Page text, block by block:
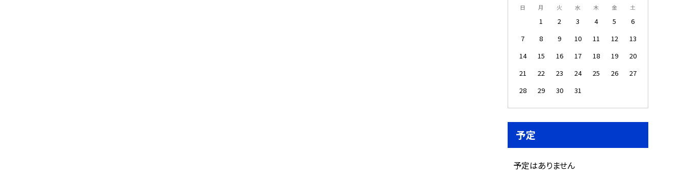
日 月 火 水 木 金 土
1 2 3 4 5
6
7
8 9 10 11 12
13
14
15 16 17 18 19
20
21
22 23 24 25 26
27
28
29 30 31
予定
予定はありません